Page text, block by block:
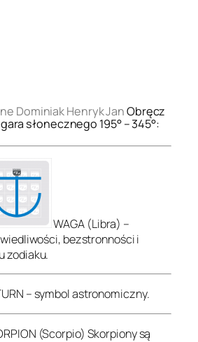
Dominiak Henryk JanObręcz
słonecznego 195° – 345°:
WAGA (Libra) –
bezstronności i
zodiaku.
– symbol astronomiczny.
(Scorpio) Skorpiony są